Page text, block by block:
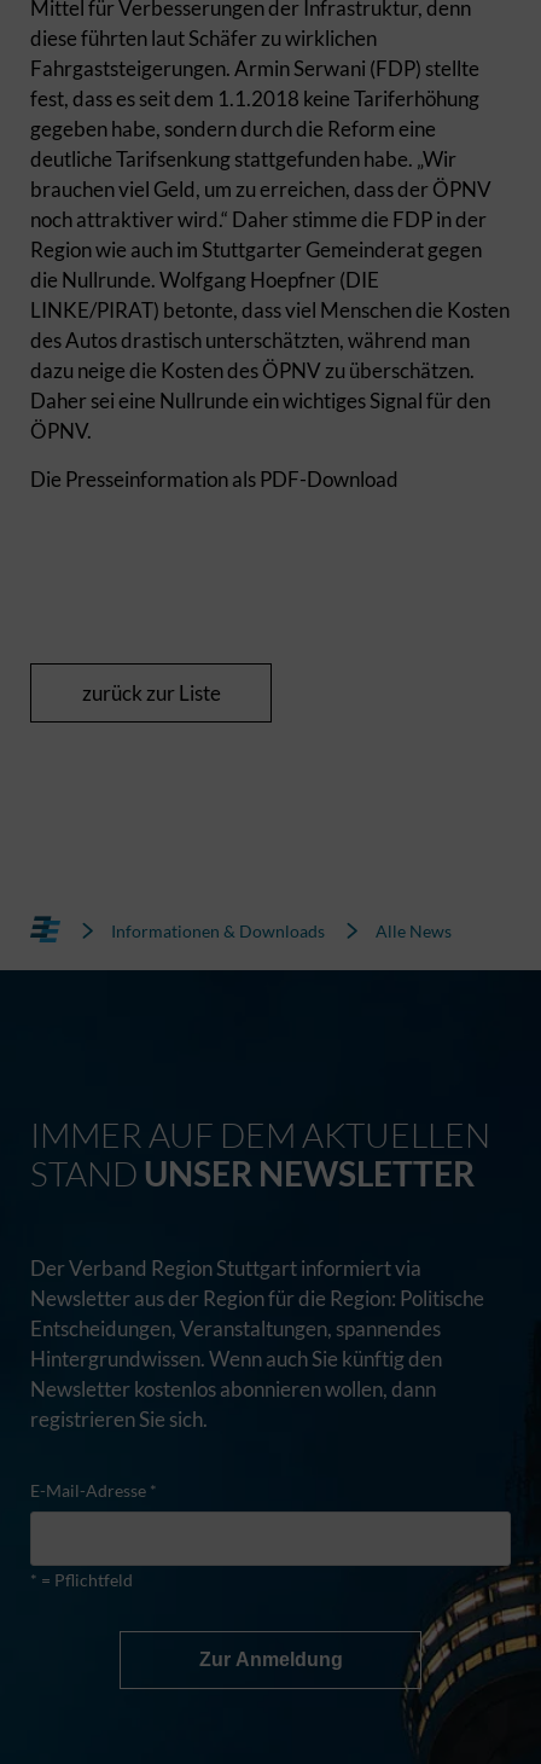
Mittel für Verbesserungen der Infrastruktur, denn
diese führten laut Schäfer zu wirklichen
Fahrgaststeigerungen. Armin Serwani (FDP) stellte
fest, dass es seit dem 1.1.2018 keine Tariferhöhung
gegeben habe, sondern durch die Reform eine
deutliche Tarifsenkung stattgefunden habe. „Wir
brauchen viel Geld, um zu erreichen, dass der ÖPNV
noch attraktiver wird.“ Daher stimme die FDP in der
Region wie auch im Stuttgarter Gemeinderat gegen
die Nullrunde. Wolfgang Hoepfner (DIE
LINKE/PIRAT) betonte, dass viel Menschen die Kosten
des Autos drastisch unterschätzten, während man
dazu neige die Kosten des ÖPNV zu überschätzen.
Daher sei eine Nullrunde ein wichtiges Signal für den
ÖPNV.
Die Presseinformation als PDF-Download
zurück zur Liste
Informationen & Downloads Alle News
IMMER AUF DEM AKTUELLEN
STAND UNSER NEWSLETTER
Der Verband Region Stuttgart informiert via
Newsletter aus der Region für die Region: Politische
Entscheidungen, Veranstaltungen, spannendes
Hintergrundwissen. Wenn auch Sie künftig den
Newsletter kostenlos abonnieren wollen, dann
registrieren Sie sich.
E-Mail-Adresse *
* = Pflichtfeld
Zur Anmeldung